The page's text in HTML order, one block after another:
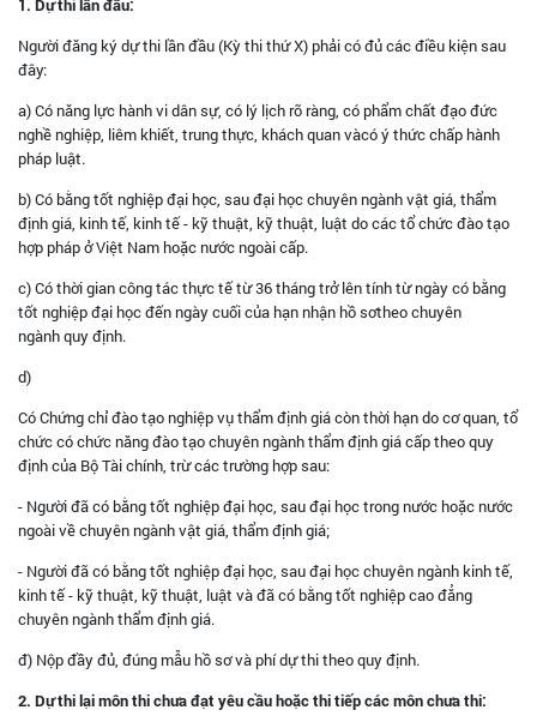
1. Dự thi lần đầu:
Người đăng ký dự thi lần đầu (Kỳ thi thứ X) phải có đủ các điều kiện sau
đây:
a) Có năng lực hành vi dân sự, có lý lịch rõ ràng, có phẩm chất đạo đức
nghề nghiệp, liêm khiết, trung thực, khách quan vàcó ý thức chấp hành
pháp luật.
b) Có bằng tốt nghiệp đại học, sau đại học chuyên ngành vật giá, thẩm
định giá, kinh tế, kinh tế - kỹ thuật, kỹ thuật, luật do các tổ chức đào tạo
hợp pháp ở Việt Nam hoặc nước ngoài cấp.
c) Có thời gian công tác thực tế từ 36 tháng trở lên tính từ ngày có bằng
tốt nghiệp đại học đến ngày cuối của hạn nhận hồ sơtheo chuyên
ngành quy định.
d)
Có Chứng chỉ đào tạo nghiệp vụ thẩm định giá còn thời hạn do cơ quan, tổ
chức có chức năng đào tạo chuyên ngành thẩm định giá cấp theo quy
định của Bộ Tài chính, trừ các trường hợp sau:
- Người đã có bằng tốt nghiệp đại học, sau đại học trong nước hoặc nước
ngoài về chuyên ngành vật giá, thẩm định giá;
- Người đã có bằng tốt nghiệp đại học, sau đại học chuyên ngành kinh tế,
kinh tế - kỹ thuật, kỹ thuật, luật và đã có bằng tốt nghiệp cao đẳng
chuyên ngành thẩm định giá.
đ) Nộp đầy đủ, đúng mẫu hồ sơ và phí dự thi theo quy định.
2. Dự thi lại môn thi chưa đạt yêu cầu hoặc thi tiếp các môn chưa thi: